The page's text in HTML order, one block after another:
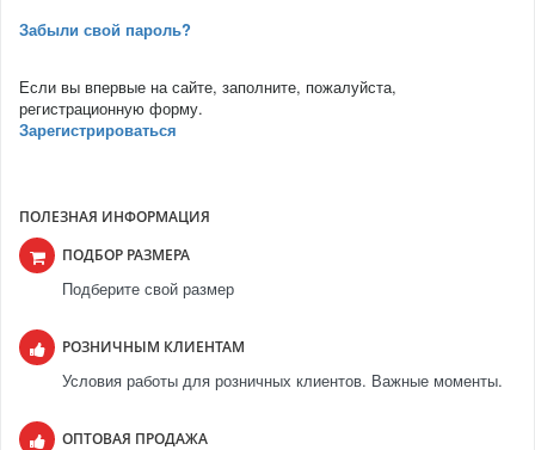
Забыли свой пароль?
Если вы впервые на сайте, заполните, пожалуйста,
регистрационную форму.
Зарегистрироваться
ПОЛЕЗНАЯ ИНФОРМАЦИЯ
ПОДБОР РАЗМЕРА
Подберите свой размер
РОЗНИЧНЫМ КЛИЕНТАМ
Условия работы для розничных клиентов. Важные моменты.
ОПТОВАЯ ПРОДАЖА